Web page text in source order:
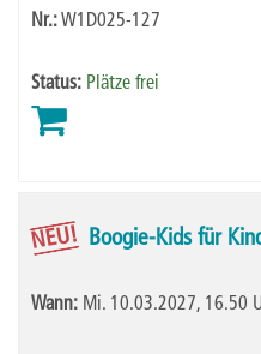
Nr.:W1D025-127
Status: Plätze frei
NEU! Boogie-Kids für
Wann: Mi. 10.03.2027, 16.50